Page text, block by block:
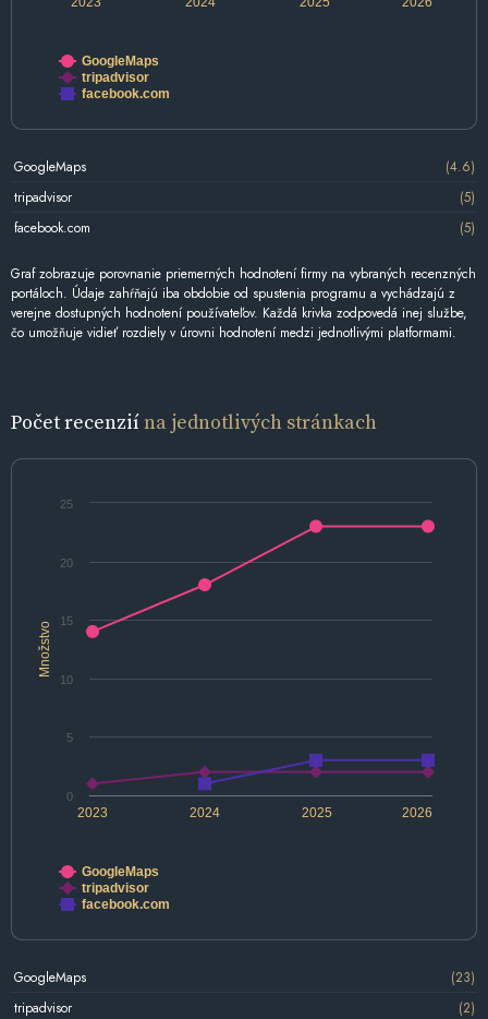
GoogleMaps
tripadvisor
facebook.com
GoogleMaps
(4.6)
tripadvisor
(5)
facebook.com
(5)
Graf zobrazuje porovnanie priemerných hodnotení firmy na vybraných recenzných
portáloch. Údaje zahŕňajú iba obdobie od spustenia programu a vychádzajú z
verejne dostupných hodnotení používateľov. Každá krivka zodpovedá inej službe,
čo umožňuje vidieť rozdiely v úrovni hodnotení medzi jednotlivými platformami.
Počet recenziína jednotlivých stránkach
Množstvo
2024 2026
2023 2025
0
5
10
15
20
25
GoogleMaps
tripadvisor
facebook.com
GoogleMaps
(23)
tripadvisor
(2)